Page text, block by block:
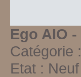
Ego AIO -
Catégorie :
Etat : Neuf